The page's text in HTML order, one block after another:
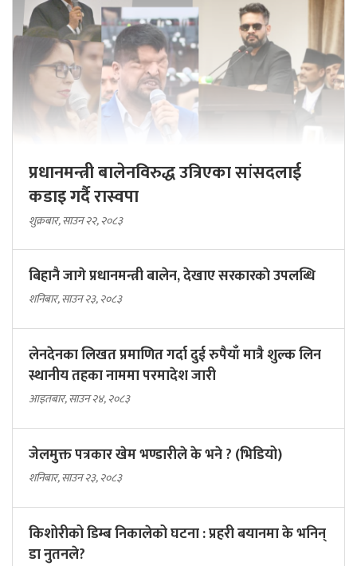
प्रधानमन्त्री बालेनविरुद्ध उत्रिएका सांसदलाई
कडाइ गर्दै रास्वपा
शुक्रबार, साउन २२, २०८३
बिहानै जागे प्रधानमन्त्री बालेन, देखाए सरकारकाे उपलब्धि
शनिबार, साउन २३, २०८३
लेनदेनका लिखत प्रमाणित गर्दा दुई रुपैयाँ मात्रै शुल्क लिन
स्थानीय तहका नाममा परमादेश जारी
आइतबार, साउन २४, २०८३
जेलमुक्त पत्रकार खेम भण्डारीले के भने ? (भिडियो)
शनिबार, साउन २३, २०८३
किशोरीको डिम्ब निकालेको घटना : प्रहरी बयानमा के भनिन्
डा नुतनले?